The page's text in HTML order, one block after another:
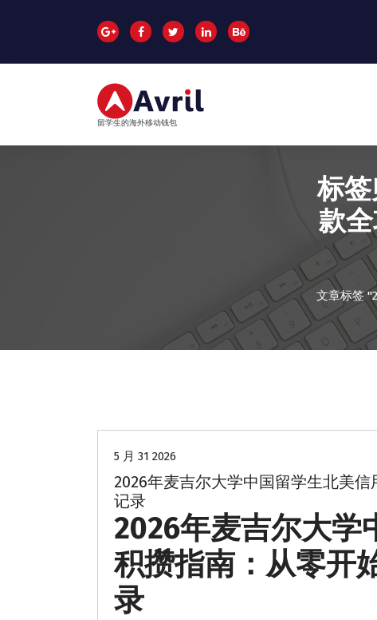
文
留学生的海外移动钱包
标
款
文章标签
5 月 31 2026
2026年麦吉尔大学中国留学生北美
记录
2026年麦吉尔大学
积攒指南：从零开
录